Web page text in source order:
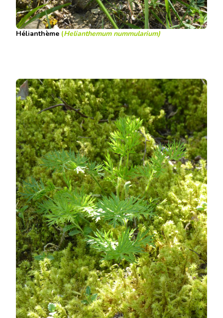
Hélianthème (Helianthemum nummularium)